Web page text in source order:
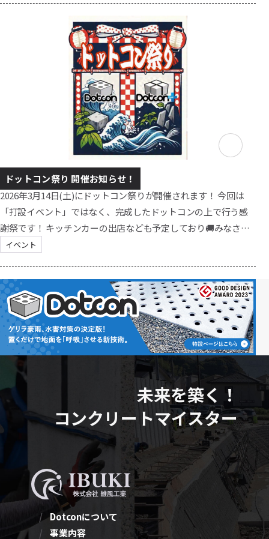
は、実際の打設作業の様子をご覧いただくとともに、施工済み
の状態との比較や、「ドットコン Ver.1・Ver.2」との違いについ
ても確認いただきました。 ⬇️実際の掲載記事はこちらから⬇️
ドットコン祭り 開催お知らせ！
2026年3月14日(土)にドットコン祭りが開催されます！ 今回は
「打設イベント」ではなく、完成したドットコンの上で行う感
謝祭です！ キッチンカーの出店なども予定しており🚚みなさん
と一緒にワイワイ楽しみながらドットコンを満喫してもらえる
り開催予定🍀） 【開催場所】Dotcon展示場（東京都西多摩郡日
の出町大字平井702-1） 【ご来場について🚙】お車でお越しの場
合、駐車場が混雑する可能性があります。近隣パーキングのご
利用にご協力ください...
イベント
未来を築く！
コンクリートマイスター
Dotconについて
事業内容